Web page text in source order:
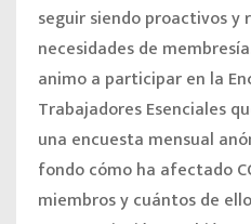
seguir siendo proactivos y
necesidades de
animo a participar en la
Trabajadores Esenciales
una encuesta mensual
fondo cómo ha afectado
miembros y cuántos de